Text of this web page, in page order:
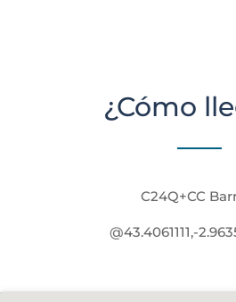
¿Cómo
C24Q+CC
@43.4061111,-